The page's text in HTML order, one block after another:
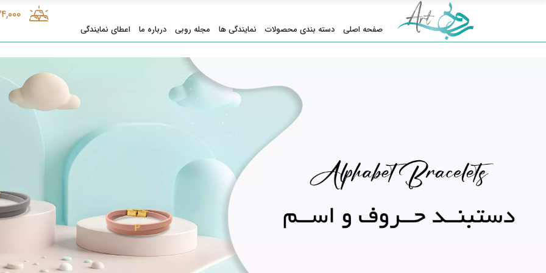
صفحه اصلی دسته بندی محصولات نمایندگی ها مجله روبی درباره ما اعطای نمایندگی